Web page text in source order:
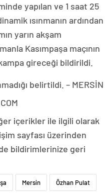
yapılan ve 1 saat 25
ısınmanın ardından
yarın akşam
Kasımpaşa maçının
gireceği bildirildi.
belirtildi. – MERSİN
içerikler ile ilgili olarak
sayfası üzerinden
bildirimlerinize geri
Mersin Özhan Pulat